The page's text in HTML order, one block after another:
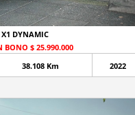
DYNAMIC
BONO $ 25.990.000
38.108 Km 2022